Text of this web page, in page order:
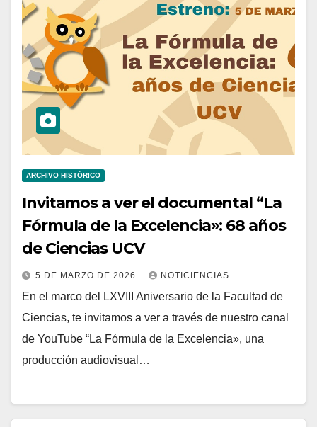
ARCHIVO HISTÓRICO
Invitamos a ver el documental “La
Fórmula de la Excelencia»: 68 años
de Ciencias UCV
5 DE MARZO DE 2026 NOTICIENCIAS
En el marco del LXVIII Aniversario de la Facultad de
Ciencias, te invitamos a ver a través de nuestro canal
de YouTube “La Fórmula de la Excelencia», una
producción audiovisual…